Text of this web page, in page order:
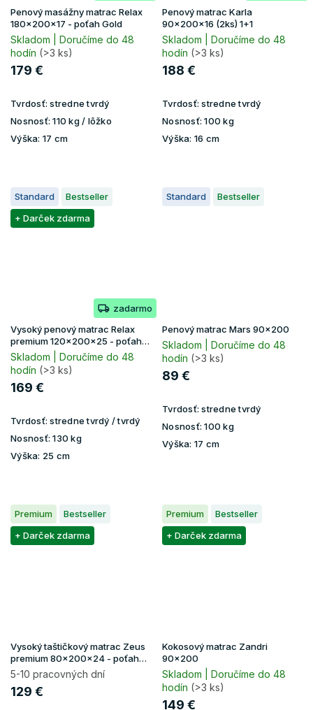
Penový masážny matrac Relax
180x200x17 - poťah Gold
Skladom | Doručíme do 48
hodín (>3 ks)
179 €
Tvrdosť: stredne tvrdý
Nosnosť:110 kg / lôžko
Výška: 17 cm
Penový matrac Karla
90x200x16 (2ks) 1+1
Skladom | Doručíme do 48
hodín (>3 ks)
188 €
Tvrdosť: stredne tvrdý
Nosnosť: 100 kg
Výška: 16 cm
Standard
Bestseller
+ Darček zdarma
zadarmo
Vysoký penový matrac Relax
premium 120x200x25 - poťah
Lavender
Skladom | Doručíme do 48
hodín (>3 ks)
169 €
Tvrdosť: stredne tvrdý / tvrdý
Nosnosť: 130 kg
Výška: 25 cm
Standard Bestseller
Penový matrac Mars 90x200
Skladom | Doručíme do 48
hodín (>3 ks)
89 €
Tvrdosť: stredne tvrdý
Nosnosť: 100 kg
Výška: 17 cm
Premium
Bestseller
+ Darček zdarma
Vysoký taštičkový matrac Zeus
premium 80x200x24 - poťah
Aloe Vera
5-10 pracovných dní
129 €
Premium
Bestseller
+ Darček zdarma
Kokosový matrac Zandri
90x200
Skladom | Doručíme do 48
hodín (>3 ks)
149 €